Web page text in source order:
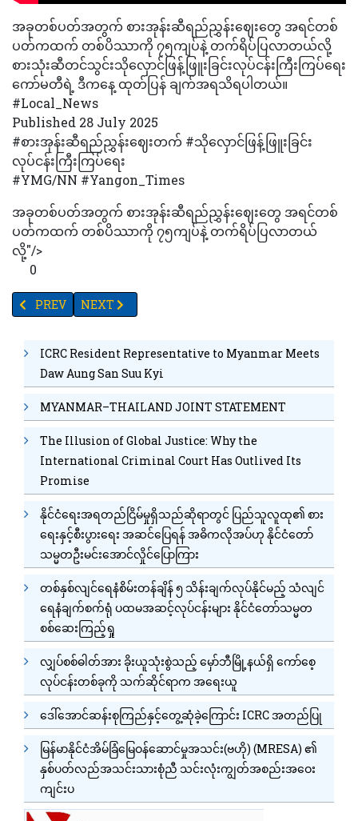
အခုတစ်ပတ်အတွက် စားအုန်းဆီရည်ညွှန်းဈေးတွေ အရင်တစ်
ပတ်ကထက် တစ်ပိဿာကို ၇၅ကျပ်နဲ့ တက်ရိပ်ပြလာတယ်လို့
စားသုံးဆီတင်သွင်းသိုလှောင်ဖြန့်ဖြူးခြင်းလုပ်ငန်းကြီးကြပ်ရေး
ကော်မတီရဲ့ ဒီကနေ့ ထုတ်ပြန် ချက်အရသိရပါတယ်။
#Local_News
Published 28 July 2025
#‎‎‎စားအုန်းဆီရည်ညွှန်းဈေးတက် #သိုလှောင်ဖြန့်ဖြူးခြင်း
လုပ်ငန်းကြီးကြပ်ရေး
#YMG/NN #Yangon_Times
အခုတစ်ပတ်အတွက် စားအုန်းဆီရည်ညွှန်းဈေးတွေ အရင်တစ်
ပတ်ကထက် တစ်ပိဿာကို ၇၅ကျပ်နဲ့ တက်ရိပ်ပြလာတယ်
လို့"/>
0
PREVIOUS ARTICLE: အမျိုးသားကင်ဆာရောဂါ ကုသရေးဌာနကို
PREV NEXT ARTICLE: မင်းဘူးနေရောင်ခြည်စွမ်းအင်
NEXT
ICRC Resident Representative to Myanmar Meets
Daw Aung San Suu Kyi
MYANMAR–THAILAND JOINT STATEMENT
The Illusion of Global Justice: Why the
International Criminal Court Has Outlived Its
Promise
နိုင်ငံရေးအရတည်ငြိမ်မှုရှိသည်ဆိုရာတွင် ပြည်သူလူထု၏ စား
ရေးနှင့်စီးပွားရေး အဆင်ပြေရန် အဓိကလိုအပ်ဟု နိုင်ငံတော်
သမ္မတဦးမင်းအောင်လှိုင်ပြောကြား
တစ်နှစ်လျင်ရေနံစိမ်းတန်ချိန် ၅ သိန်းချက်လုပ်နိုင်မည့် သံလျင်
ရေနံချက်စက်ရုံ ပထမအဆင့်လုပ်ငန်းများ နိုင်ငံတော်သမ္မတ
စစ်ဆေးကြည့်ရှု
လျှပ်စစ်ဓါတ်အား ခိုးယူသုံးစွဲသည့် မှော်ဘီမြို့နယ်ရှိ ကော်စေ့
လုပ်ငန်းတစ်ခုကို သက်ဆိုင်ရာက အရေးယူ
ဒေါ်အောင်ဆန်းစုကြည်နှင့်တွေ့ဆုံခဲ့ကြောင်း ICRC အတည်ပြု
မြန်မာနိုင်ငံအိမ်ခြံမြေဝန်ဆောင်မှုအသင်း(ဗဟို) (MRESA) ၏
နှစ်ပတ်လည်အသင်းသားစုံညီ သင်းလုံးကျွတ်အစည်းအဝေး
ကျင်းပ